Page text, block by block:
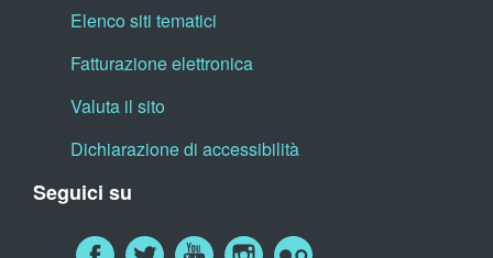
Elenco siti tematici
Fatturazione elettronica
Valuta il sito
Dichiarazione di accessibilità
Seguici su